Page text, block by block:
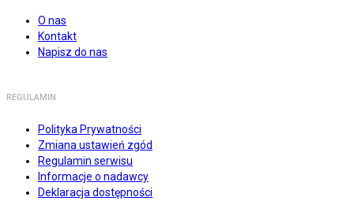
O nas
Kontakt
Napisz do nas
REGULAMIN
Polityka Prywatności
Zmiana ustawień zgód
Regulamin serwisu
Informacje o nadawcy
Deklaracja dostępności